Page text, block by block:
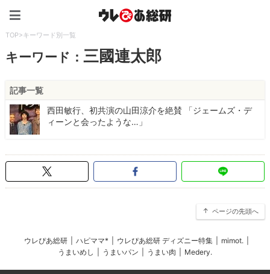
TOP>キーワード別一覧
キーワード：三國連太郎
記事一覧
西田敏行、初共演の山田涼介を絶賛 「ジェームズ・デ
ィーンと会ったような…」
ページの先頭へ
ウレぴあ総研 ハピママ* ウレぴあ総研 ディズニー特集 mimot.
うまいめし
うまいパン うまい肉 Medery.